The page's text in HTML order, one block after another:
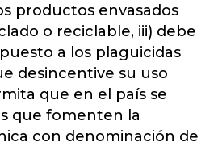
productos envasados
o reciclable, iii) debe
a los plaguicidas
desincentive su uso
que en el país se
que fomenten la
con denominación de